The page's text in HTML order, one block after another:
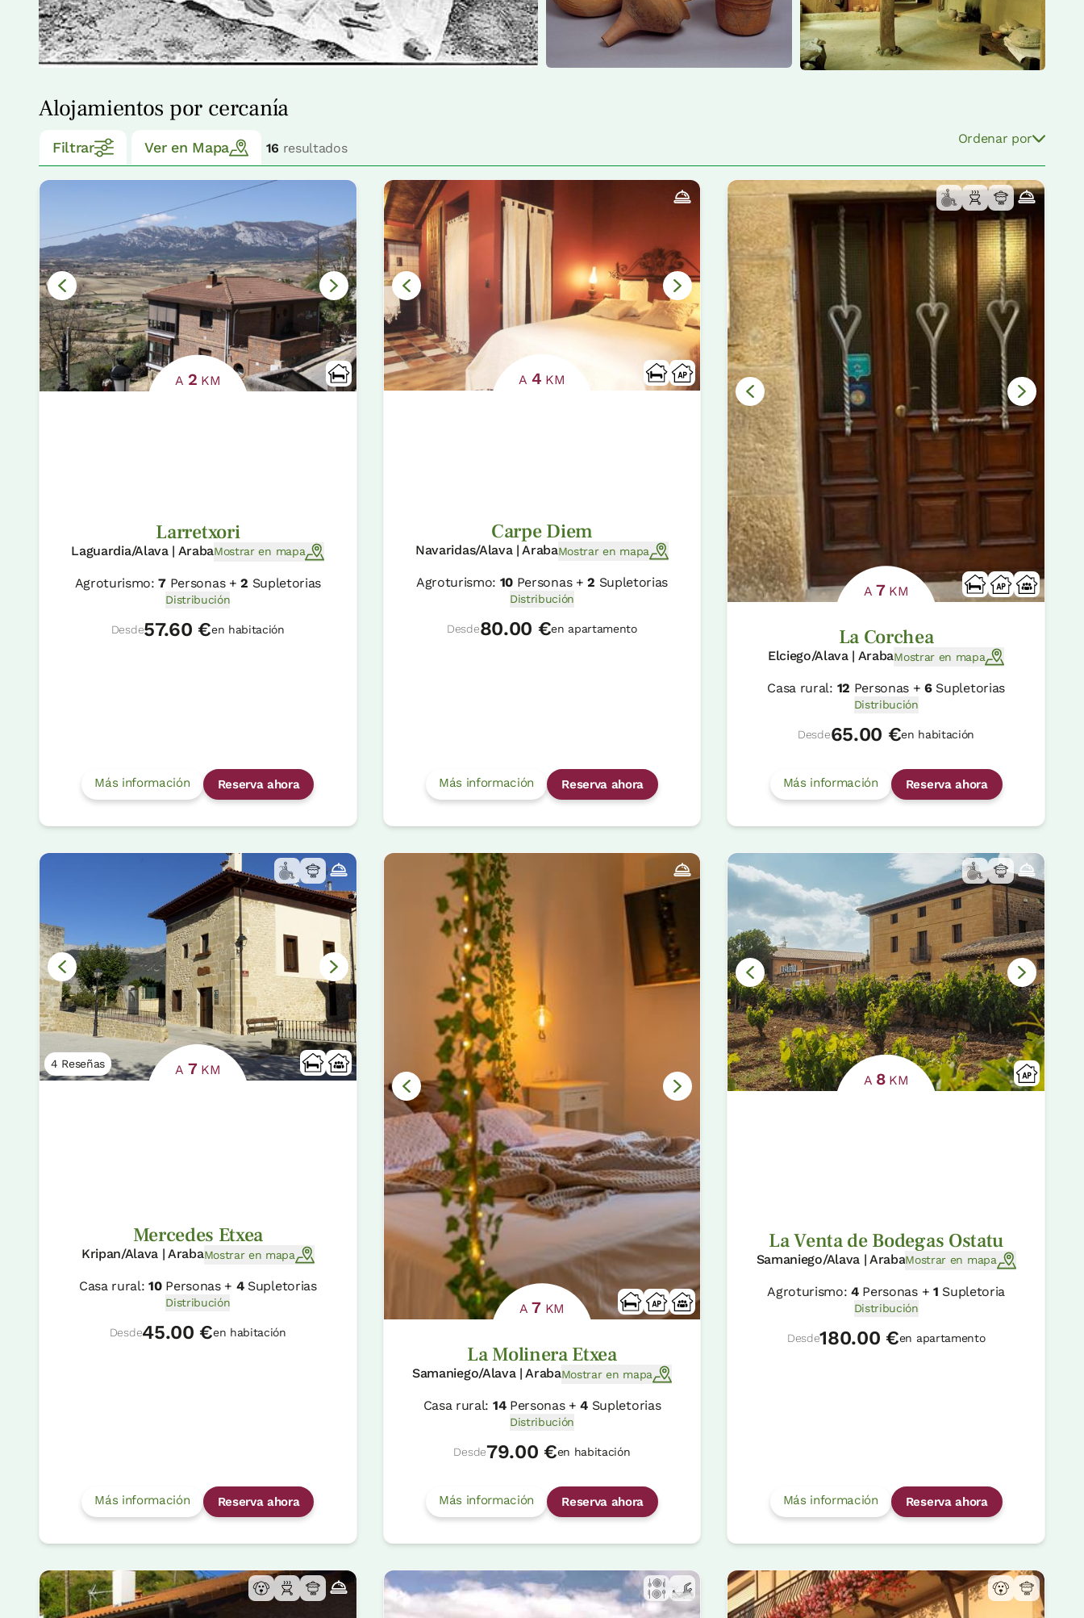
Alojamientos por cercanía
Filtrar Ver en Mapa 16 resultados
Ordenar por
A 2 KM
Larretxori
Laguardia/Alava | ArabaMostrar en mapa
Agroturismo:7 Personas +2 Supletorias
Distribución
Desde57.60 €en habitación
Más información Reserva ahora
A 4 KM
Carpe Diem
Navaridas/Alava | ArabaMostrar en mapa
Agroturismo: 10 Personas +2 Supletorias
Distribución
Desde80.00 €en apartamento
Más información Reserva ahora
A 7KM
La Corchea
Elciego/Alava | ArabaMostrar en mapa
Casa rural: 12 Personas +6Supletorias
Distribución
Desde65.00 €en habitación
Más información Reserva ahora
4 Reseñas A 7KM
Mercedes Etxea
Kripan/Alava | ArabaMostrar en mapa
Casa rural:10Personas + 4Supletorias
Distribución
Desde45.00 €en habitación
Más información Reserva ahora
A7KM
La Molinera Etxea
Samaniego/Alava | ArabaMostrar en mapa
Casa rural: 14Personas +4 Supletorias
Distribución
Desde79.00 €en habitación
Más información Reserva ahora
A 8KM
La Venta de Bodegas Ostatu
Samaniego/Alava | ArabaMostrar en mapa
Agroturismo:4Personas + 1 Supletoria
Distribución
Desde180.00 €en apartamento
Más información Reserva ahora